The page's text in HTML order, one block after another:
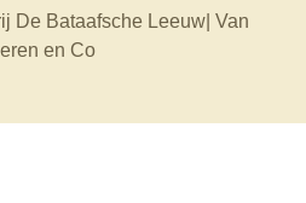
De Bataafsche Leeuw| Van
en Co